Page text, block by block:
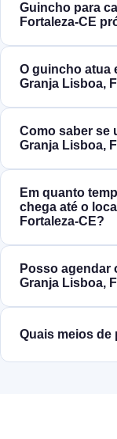
Guincho para
Fortaleza‑CE
O guincho atua
Granja Lisboa,
Como saber se
Granja Lisboa,
Em quanto
chega até o
Fortaleza‑CE?
Posso agendar
Granja Lisboa,
Quais meios de